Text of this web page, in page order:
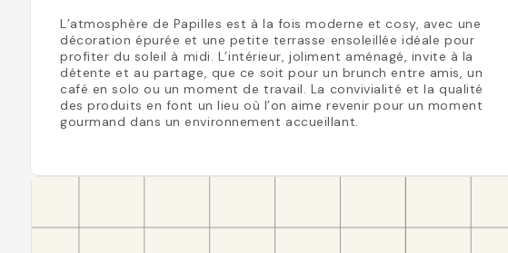
L’atmosphère de Papilles est à la fois moderne et cosy, avec une
décoration épurée et une petite terrasse ensoleillée idéale pour
profiter du soleil à midi. L’intérieur, joliment aménagé, invite à la
détente et au partage, que ce soit pour un brunch entre amis, un
café en solo ou un moment de travail. La convivialité et la qualité
des produits en font un lieu où l’on aime revenir pour un moment
gourmand dans un environnement accueillant.